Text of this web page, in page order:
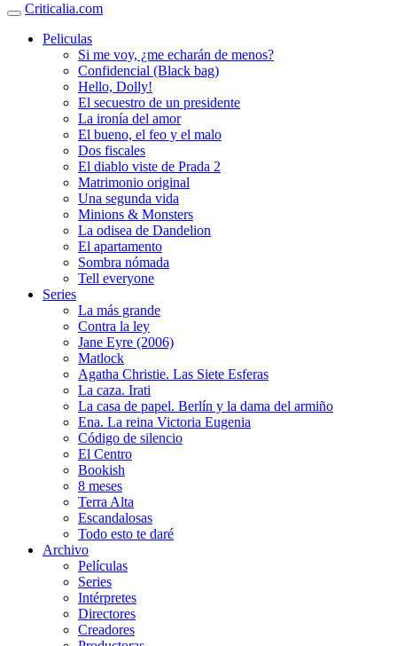
Criticalia.com
Peliculas
Si me voy, ¿me echarán de menos?
Confidencial (Black bag)
Hello, Dolly!
El secuestro de un presidente
La ironía del amor
El bueno, el feo y el malo
Dos fiscales
El diablo viste de Prada 2
Matrimonio original
Una segunda vida
Minions & Monsters
La odisea de Dandelion
El apartamento
Sombra nómada
Tell everyone
Series
La más grande
Contra la ley
Jane Eyre (2006)
Matlock
Agatha Christie. Las Siete Esferas
La caza. Irati
La casa de papel. Berlín y la dama del armiño
Ena. La reina Victoria Eugenia
Código de silencio
El Centro
Bookish
8 meses
Terra Alta
Escandalosas
Todo esto te daré
Archivo
Películas
Series
Intérpretes
Directores
Creadores